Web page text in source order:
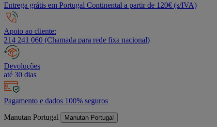
Entrega grátis em Portugal Continental a partir de 120€ (s/IVA)
Apoio ao cliente:
214 241 060 (Chamada para rede fixa nacional)
Devoluções
até 30 dias
Pagamento e dados 100% seguros
Manutan Portugal
Manutan Portugal